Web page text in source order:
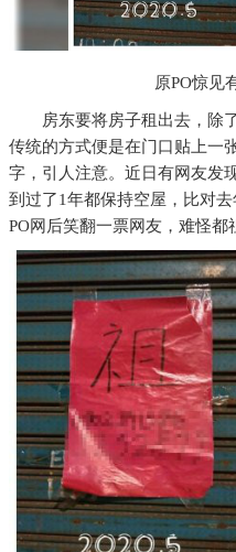
原PO惊见
房东要将房子租出去，除
传统的方式便是在门口贴上一
字，引人注意。近日有网友发
到过了1年都保持空屋，比对
PO网后笑翻一票网友，难怪都